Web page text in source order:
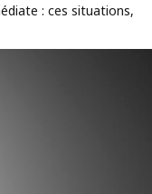
: ces situations,